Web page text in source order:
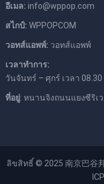
อีเมล: info@wppop.com
สไกป์: WPPOPCOM
วอทส์แอพพ์: วอทส์แอพพ์
เวลาทําการ:
วันจันทร์ – ศุกร์ เวลา
ที่อยู่: หนานจิงถนนแยงซีริเ
ลิขสิทธิ์ © 2025 南京巴谷